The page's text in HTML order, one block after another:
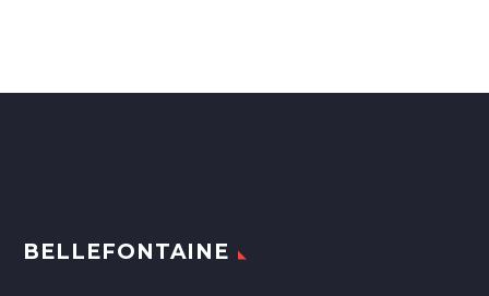
BELLEFONTAINE